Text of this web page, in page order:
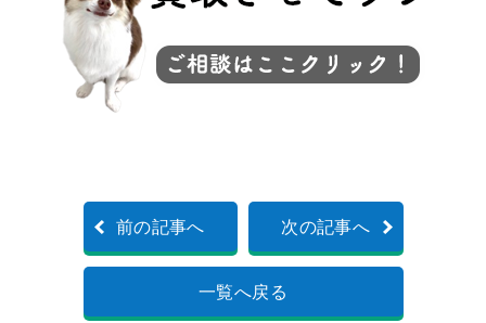
前の記事へ 次の記事へ
一覧へ戻る